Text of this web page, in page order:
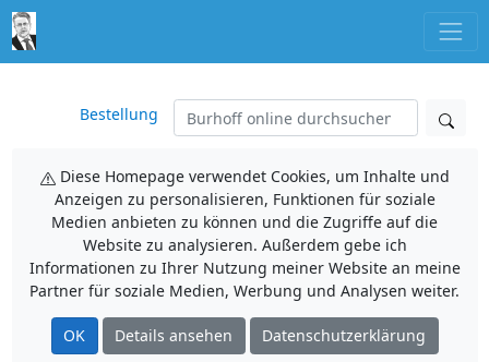
Bestellung
Diese Homepage verwendet Cookies, um Inhalte und
Anzeigen zu personalisieren, Funktionen für soziale
Medien anbieten zu können und die Zugriffe auf die
Website zu analysieren. Außerdem gebe ich
Informationen zu Ihrer Nutzung meiner Website an meine
Partner für soziale Medien, Werbung und Analysen weiter.
OK Details ansehen Datenschutzerklärung